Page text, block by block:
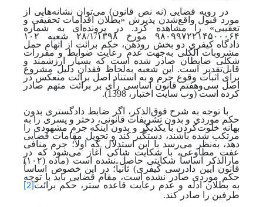
در رویه قضایی (نه نص قانون) می‌توان نشانه‌هایی از
مورد قبول واقع‌شدن پذیرش «بطلان اقدامات تحقیقی و
تعقیبی» را مشاهده کرد. در پرونده‌ای به شماره
۹۸۰۹۹۷۲۲۱۴۵۰۰۰۶۴ مورخ ۲۸/۱/۱۳۹۸ شعبه ۱۰۲
دادگاه کیفری دو بخش رودهن، حکم برائت از اتهام حمل
مشروبات الکلی بهجهت عدم رعایت ضوابط و مقررات
شکلی ضابطان صادر شده‌ است که بسیار ارزشمند و
قابل‌تقدیر است. این شعبه بهلحاظ فقدان دلیل مشروع
برای اثبات وقوع جرم و به‌ استناد اصل برائت منعکس در
اصل سی‌و‌هفتم قانون اساسی رأی بر برائت متهم صادر
کرده‌ است (وب سایت اختبار، 1398)
.
با توجه ‌به شرح فوق‌الذکر، اگر ضابط دادگستری بدون
حکم موردی و بدون تشریفات قانونی، دختر و پسری را به
بهانه خلوت‌کردن با یکدیگر و بدون اینکه جرم مشهودی را
مرتکب شده ‌باشند، دستگیر کند و تحویل مقامات قضایی
دهد، به‌نظر می‌رسد با این استدلال که اولاً؛ جرم منافی
عفت مطاوعی، با شکایت شاکی آغاز می‌شود که در
مارالذکر اساساً شکایتی حاصل نشده است (ماده (۱۰۲)
قانون آیین دادرسی کیفری) ثانیاً؛ در این خصوص اساساً
حکم موردی صادر نشده است، مقام قضایی باید با توجه
‌به بطلان ادله و عدم رعایت قاعده ستر، حکم برائت [2]
طرفین را صادر کند.